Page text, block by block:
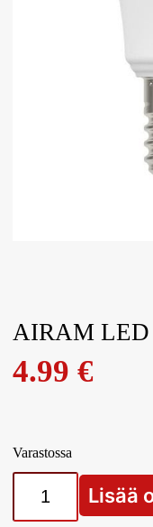
AIRAM LED
4.99€
Varastossa
Lisää